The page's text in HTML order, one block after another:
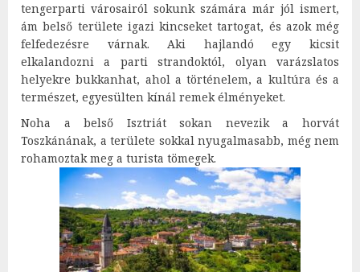
tengerparti városairól sokunk számára már jól ismert,
ám belső területe igazi kincseket tartogat, és azok még
felfedezésre várnak. Aki hajlandó egy kicsit
elkalandozni a parti strandoktól, olyan varázslatos
helyekre bukkanhat, ahol a történelem, a kultúra és a
természet, egyesülten kínál remek élményeket.
Noha a belső Isztriát sokan nevezik a horvát
Toszkánának, a területe sokkal nyugalmasabb, még nem
rohamoztak meg a turista tömegek.